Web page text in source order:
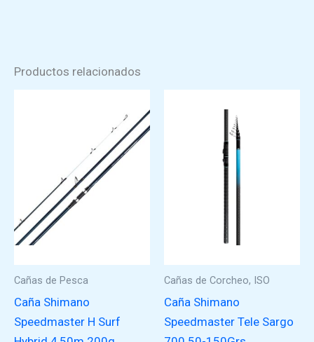
Productos relacionados
Cañas de Pesca
Caña Shimano
Speedmaster H Surf
Cañas de Corcheo, ISO
Caña Shimano
Speedmaster Tele Sargo